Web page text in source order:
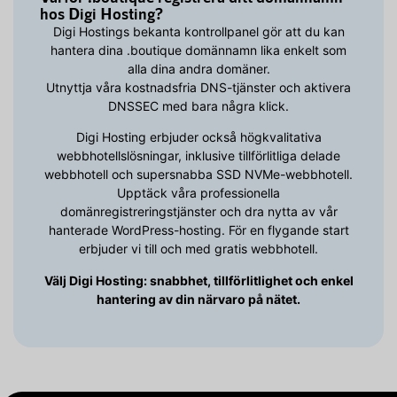
hos Digi Hosting?
Digi Hostings bekanta kontrollpanel gör att du kan
hantera dina .boutique domännamn lika enkelt som
alla dina andra domäner.
Utnyttja våra kostnadsfria DNS-tjänster och aktivera
DNSSEC med bara några klick.
Digi Hosting erbjuder också högkvalitativa
webbhotellslösningar, inklusive tillförlitliga delade
webbhotell och supersnabba SSD NVMe-webbhotell.
Upptäck våra professionella
domänregistreringstjänster och dra nytta av vår
hanterade WordPress-hosting. För en flygande start
erbjuder vi till och med gratis webbhotell.
Välj Digi Hosting: snabbhet, tillförlitlighet och enkel
hantering av din närvaro på nätet.